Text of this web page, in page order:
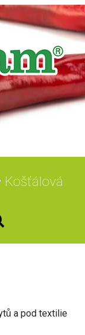
Košťálová
a pod textilie